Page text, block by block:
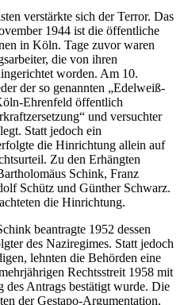
verstärkte sich der Terror. Das
1944 ist die öffentliche
in Köln. Tage zuvor waren
die von ihren
worden. Am 10.
der so genannten „Edelweiß-
Ehrenfeld öffentlich
und versuchter
Statt jedoch ein
die Hinrichtung allein auf
Zu den Erhängten
Schink, Franz
Schütz und Günther Schwarz.
die Hinrichtung.
beantragte 1952 dessen
des Naziregimes. Statt jedoch
lehnten die Behörden eine
Rechtsstreit 1958 mit
Antrags bestätigt wurde. Die
der Gestapo-Argumentation.